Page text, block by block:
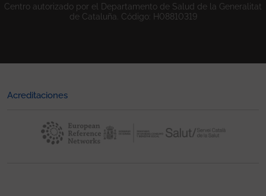
Centro autorizado por el Departamento de Salud de la Generalitat
de Cataluña. Código: H08810319
Acreditaciones